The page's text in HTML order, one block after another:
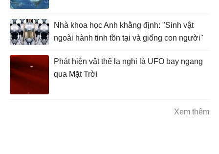
Nhà khoa học Anh khằng định: "Sinh vật
ngoài hành tinh tồn tại và giống con người"
Phát hiện vật thể lạ nghi là UFO bay ngang
qua Mặt Trời
Xem thêm